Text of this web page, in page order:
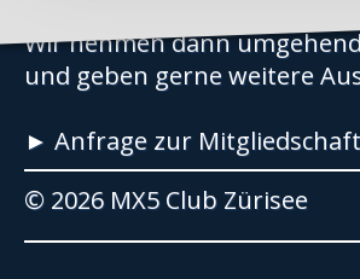
Wir nehmen dann
und geben gerne weitere
► Anfrage zur Mitgliedschaft
© 2026 MX5 Club Zürisee